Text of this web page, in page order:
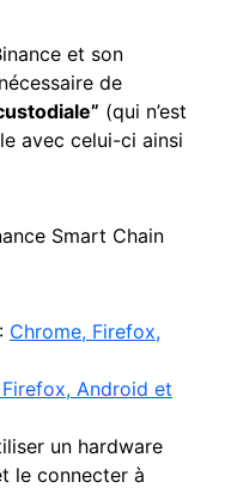
et son
de
(qui n’est
avec celui-ci ainsi
Smart Chain
Chrome, Firefox,
Android et
un hardware
le connecter à